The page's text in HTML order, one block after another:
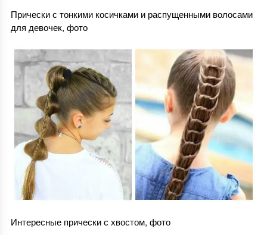
Прически с тонкими косичками и распущенными волосами
для девочек, фото
Интересные прически с хвостом, фото